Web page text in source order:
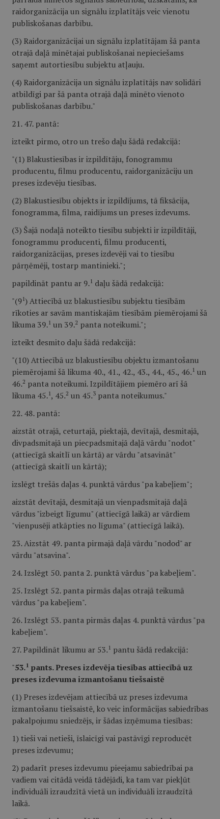
raidorganizācija un signālu izplatītājs veic vienotu
publiskošanas darbību.
(3) Raidorganizācijai un signālu izplatītājam šā panta
otrajā daļā minētajai publiskošanai nepieciešams
saņemt autortiesību subjektu atļauju.
(4) Raidorganizācija un signālu izplatītājs nav solidāri
atbildīgi par šā panta otrajā daļā minēto vienoto
publiskošanas darbību."
21. 47. pantā:
izteikt pirmo, otro un trešo daļu šādā redakcijā:
"(1) Blakustiesības ir izpildītāju, fonogrammu
producentu, filmu producentu, raidorganizāciju un
preses izdevēju tiesības.
(2) Blakustiesību objekts ir izpildījums, tā fiksācija,
fonogramma, filma, raidījums un preses izdevums.
(3) Šajā nodaļā noteikto tiesību subjekti ir izpildītāji,
fonogrammu producenti, filmu producenti,
raidorganizācijas, preses izdevēji vai to tiesību
pārņēmēji, tostarp mantinieki.";
papildināt pantu ar 9. 1 daļu šādā redakcijā:
"(9 1) Attiecībā uz blakustiesību subjektu tiesībām
rīkoties ar savām mantiskajām tiesībām piemērojami šā
likuma 39. 1 un 39.2 panta noteikumi.";
izteikt desmito daļu šādā redakcijā:
"(10) Attiecībā uz blakustiesību objektu izmantošanu
piemērojami šā likuma 40., 41., 42., 43., 44., 45., 46. 1 un
46.2 panta noteikumi. Izpildītājiem piemēro arī šā
likuma 45. 1 , 45.2 un 45.3 panta noteikumus."
22. 48. pantā:
aizstāt otrajā, ceturtajā, piektajā, devītajā, desmitajā,
divpadsmitajā un piecpadsmitajā daļā vārdu "nodot"
(attiecīgā skaitlī un kārtā) ar vārdu "atsavināt"
(attiecīgā skaitlī un kārtā);
izslēgt trešās daļas 4. punktā vārdus "pa kabeļiem";
aizstāt devītajā, desmitajā un vienpadsmitajā daļā
vārdus "izbeigt līgumu" (attiecīgā laikā) ar vārdiem
"vienpusēji atkāpties no līguma" (attiecīgā laikā).
23. Aizstāt 49. panta pirmajā daļā vārdu "nodod" ar
vārdu "atsavina".
24. Izslēgt 50. panta 2. punktā vārdus "pa kabeļiem".
25. Izslēgt 52. panta pirmās daļas otrajā teikumā
vārdus "pa kabeļiem".
26. Izslēgt 53. panta pirmās daļas 4. punktā vārdus "pa
kabeļiem".
27. Papildināt likumu ar 53. 1 pantu šādā redakcijā:
"53.1 pants. Preses izdevēja tiesības attiecībā uz
preses izdevuma izmantošanu tiešsaistē
(1) Preses izdevējam attiecībā uz preses izdevuma
izmantošanu tiešsaistē, ko veic informācijas sabiedrības
pakalpojumu sniedzējs, ir šādas izņēmuma tiesības:
1) tieši vai netieši, īslaicīgi vai pastāvīgi reproducēt
preses izdevumu;
2) padarīt preses izdevumu pieejamu sabiedrībai pa
vadiem vai citādā veidā tādējādi, ka tam var piekļūt
individuāli izraudzītā vietā un individuāli izraudzītā
laikā.